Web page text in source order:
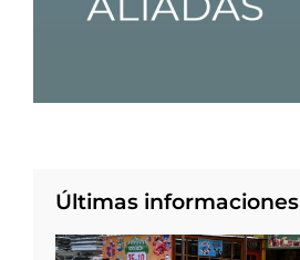
Últimas informaciones